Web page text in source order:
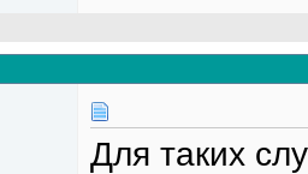
Для таких